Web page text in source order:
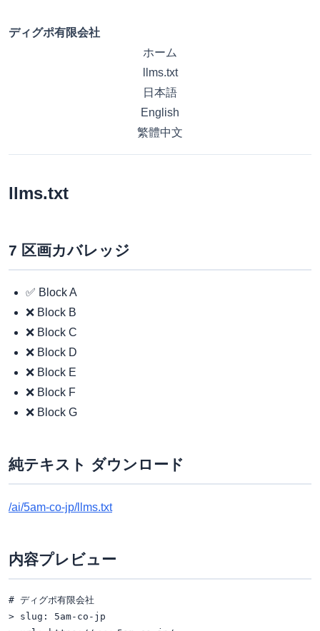
ディグポ有限会社
ホーム
llms.txt
日本語
English
繁體中文
llms.txt
7 区画カバレッジ
✅ Block A
❌ Block B
❌ Block C
❌ Block D
❌ Block E
❌ Block F
❌ Block G
純テキスト ダウンロード
/ai/5am-co-jp/llms.txt
内容プレビュー
# ディグポ有限会社
> slug: 5am-co-jp